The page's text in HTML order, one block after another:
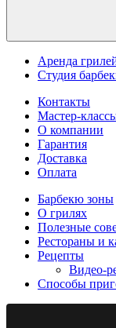
Аренда
Студия
Контакты
Мастер-
О компании
Гарантия
Доставка
Оплата
Барбекю зоны
О грилях
Полезные
Рестораны и
Рецепты
Видео-
Способы